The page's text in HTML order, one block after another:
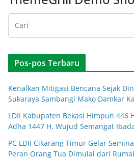
Pos-pos Terbaru
Kenalkan Mitigasi Bencana Sejak
Sukaraya Sambangi Mako Damkar
LDII Kabupaten Bekasi Himpun 446
Adha 1447 H, Wujud Semangat
PC LDII Cikarang Timur Gelar
Peran Orang Tua Dimulai dari